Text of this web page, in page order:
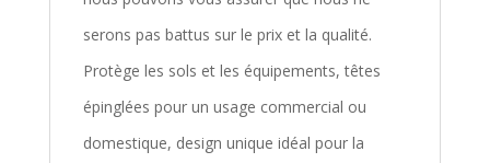
serons pas battus sur le prix et la qualité.
Protège les sols et les équipements, têtes
épinglées pour un usage commercial ou
domestique, design unique idéal pour la